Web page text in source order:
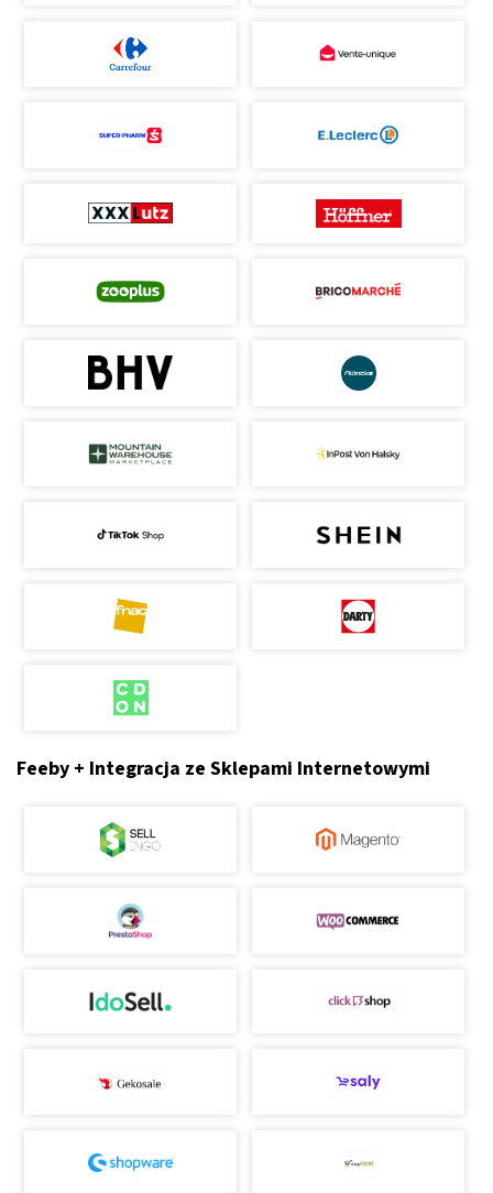
Feeby + Integracja ze Sklepami Internetowymi